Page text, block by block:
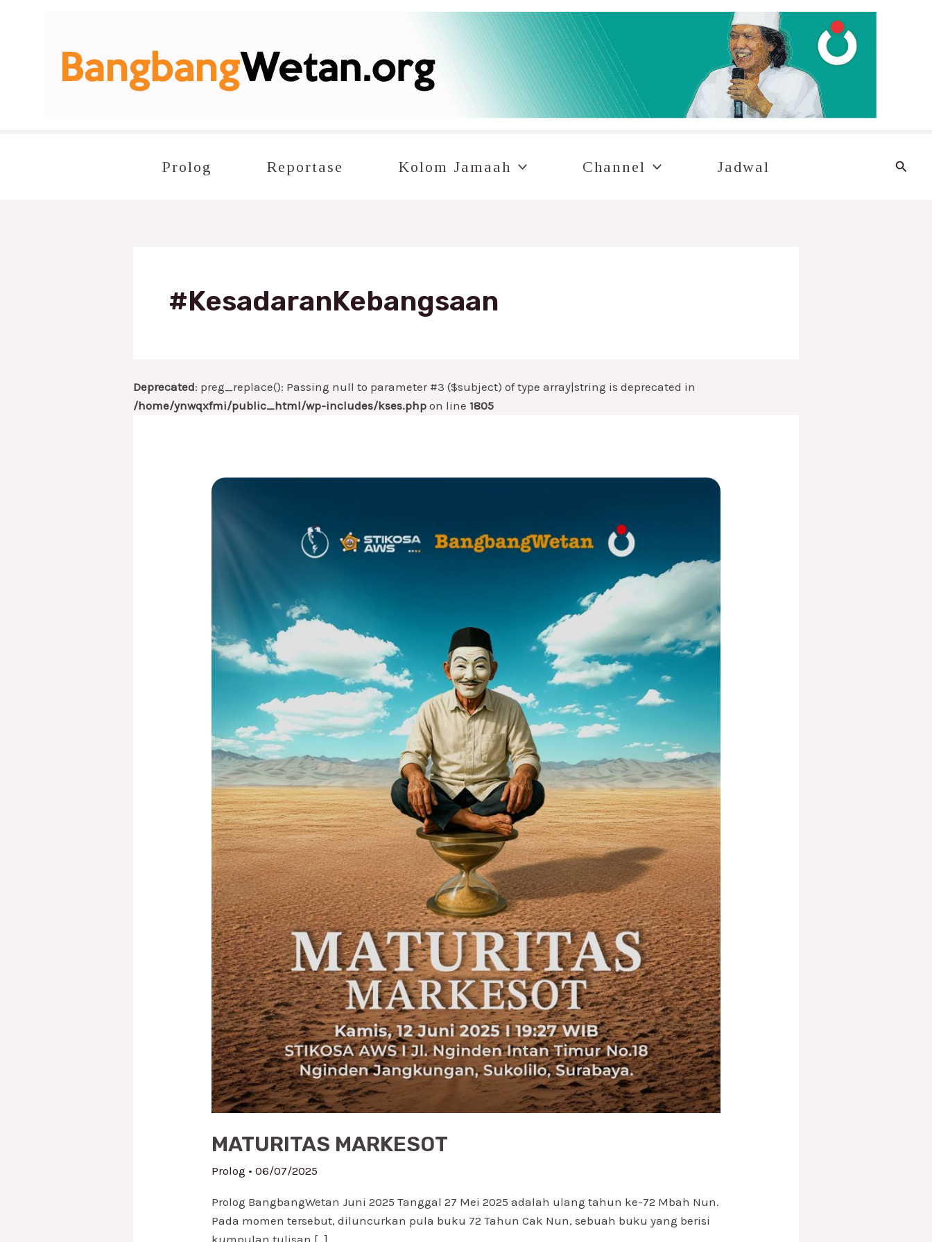
Prolog Reportase Kolom Jamaah Channel Jadwal Cari
#KesadaranKebangsaan
Deprecated: preg_replace(): Passing null to parameter #3 ($subject) of type array|string is deprecated in
/home/ynwqxfmi/public_html/wp-includes/kses.php on line 1805
MATURITAS MARKESOT
Prolog •06/07/2025
Prolog BangbangWetan Juni 2025 Tanggal 27 Mei 2025 adalah ulang tahun ke-72 Mbah Nun.
Pada momen tersebut, diluncurkan pula buku 72 Tahun Cak Nun, sebuah buku yang berisi
MATURITAS